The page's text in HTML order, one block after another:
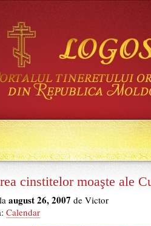
cinstitelor moaşte ale
august 26, 2007 de Victor
Calendar